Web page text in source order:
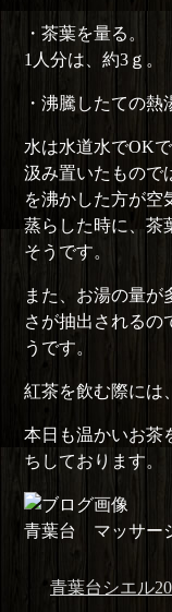
・茶葉を量る。
1人分は、約3ｇ。
・沸騰したての熱
水は水道水でOKで
汲み置いたもので
を沸かした方が空
蒸らした時に、茶
そうです。
また、お湯の量が
さが抽出されるの
うです。
紅茶を飲む際には
本日も温かいお茶
ちしております。
青葉台 マッサー
投
青葉台シエル投